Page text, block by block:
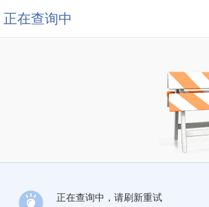
正在查询中
正在查询中，请刷新重试